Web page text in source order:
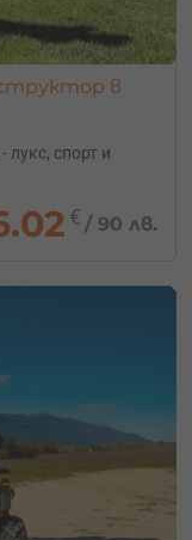
в
спорт и
€ /90 лв.